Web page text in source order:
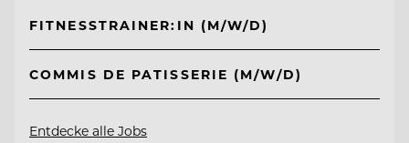
FITNESSTRAINER:IN (M/W/D)
COMMIS DE PATISSERIE (M/W/D)
Entdecke alle Jobs